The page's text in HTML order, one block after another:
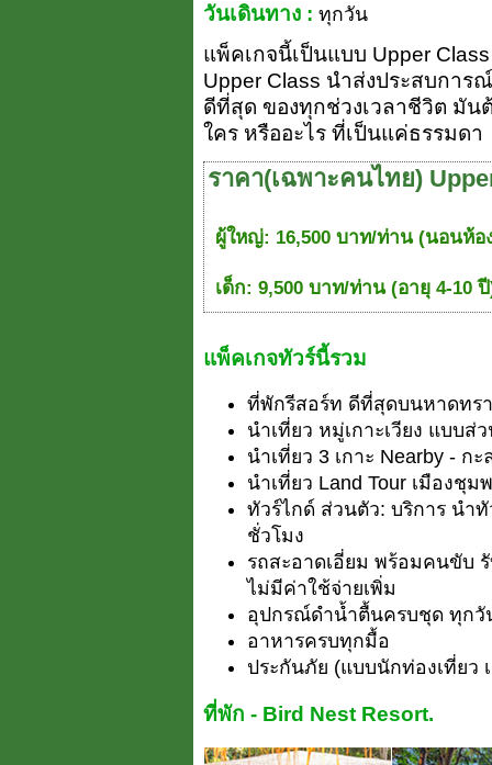
วันเดินทาง : ทุกวัน
แพ็คเกจนี้เป็นแบบ Upper
Upper Class นำส่งประสบการ
ดีที่สุด ของทุกช่วงเวลาชีวิต มัน
ใคร หรืออะไร ที่เป็นแค่ธรรมดา
ราคา(เฉพาะคนไทย)
ผู้ใหญ่: 16,500 บาท/ท่าน (นอนห้
เด็ก: 9,500 บาท/ท่าน (อายุ 4-10
แพ็คเกจทัวร์นี้รวม
ที่พักรีสอร์ท ดีที่สุดบนหาดทร
นำเที่ยว หมู่เกาะเวียง แบบส่
นำเที่ยว 3 เกาะ Nearby - ก
นำเที่ยว Land Tour เมืองชุม
ทัวร์ไกด์ ส่วนตัว: บริการ นำทั
ชั่วโมง
รถสะอาดเอี่ยม พร้อมคนขับ
ไม่มีค่าใช้จ่ายเพิ่ม
อุปกรณ์ดำน้ำตื้นครบชุด ทุกวั
อาหารครบทุกมื้อ
ประกันภัย (แบบนักท่องเที่ยว
ที่พัก - Bird Nest Resort.